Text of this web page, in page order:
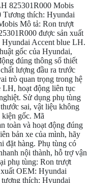
825301R000 Mobis
Tương thích: Hyundai
Mô tả: Ron trượt
được sản xuất
Hyundai Accent blue LH.
gốc của Hyundai,
đúng thông số thiết
lượng đầu ra trước
trò quan trọng trong hệ
LH, hoạt động liên tục
Sử dụng phụ tùng
sai, vật liệu không
kiện gốc. Mã
toàn và hoạt động đúng
bản xe của mình, hãy
đặt hàng. Phụ tùng có
nội thành, hỗ trợ vận
phụ tùng: Ron trượt
OEM: Hyundai
thích: Hyundai